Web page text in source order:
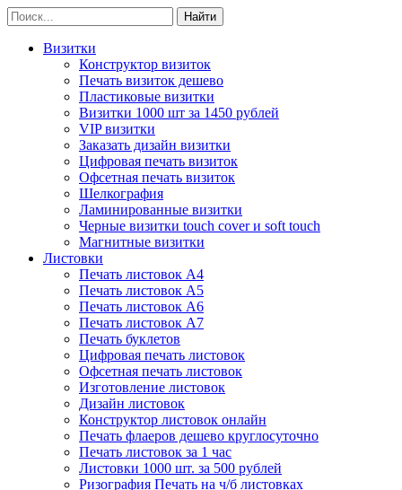
Визитки
Конструктор визиток
Печать визиток дешево
Пластиковые визитки
Визитки 1000 шт за 1450 рублей
VIP визитки
Заказать дизайн визитки
Цифровая печать визиток
Офсетная печать визиток
Шелкография
Ламинированные визитки
Черные визитки touch cover и soft touch
Магнитные визитки
Листовки
Печать листовок А4
Печать листовок А5
Печать листовок А6
Печать листовок А7
Печать буклетов
Цифровая печать листовок
Офсетная печать листовок
Изготовление листовок
Дизайн листовок
Конструктор листовок онлайн
Печать флаеров дешево круглосуточно
Печать листовок за 1 час
Листовки 1000 шт. за 500 рублей
Ризография Печать на ч/б листовках